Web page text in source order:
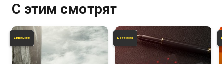
С этим смотрят